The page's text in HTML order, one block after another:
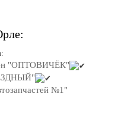
:
н "ОПТОВИЧЁК"
№1"